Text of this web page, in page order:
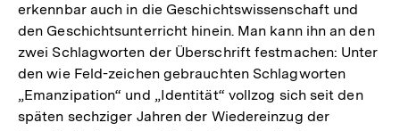
erkennbar auch in die Geschichtswissenschaft und
den Geschichtsunterricht hinein. Man kann ihn an den
zwei Schlagworten der Überschrift festmachen: Unter
den wie Feld-zeichen gebrauchten Schlagworten
„Emanzipation“ und „Identität“ vollzog sich seit den
späten sechziger Jahren der Wiedereinzug der